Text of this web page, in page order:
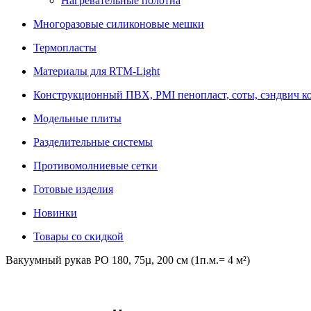
Многоразовые силиконовые мешки
Термопласты
Материалы для RTM-Light
Конструкционный ПВХ, PMI пенопласт, соты, сэндвич
Модельные плиты
Разделительные системы
Противомолниевые сетки
Готовые изделия
Новинки
Товары со скидкой
Вакуумный рукав РО 180, 75µ, 200 см (1п.м.= 4 м²)